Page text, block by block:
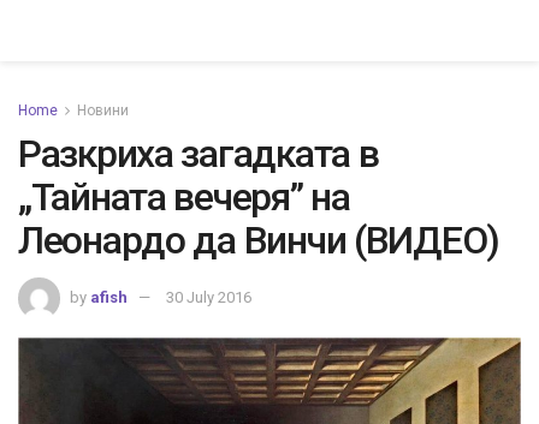
Home Новини
Разкриха загадката в
„Тайната вечеря” на
Леонардо да Винчи (ВИДЕО)
by afish 30 July 2016